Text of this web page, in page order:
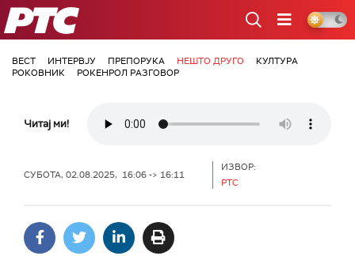
РТС
ВЕСТ ИНТЕРВЈУ ПРЕПОРУКА НЕШТО ДРУГО
КУЛТУРА
РОКОВНИК
РОКЕНРОЛ РАЗГОВОР
Читај ми!
СУБОТА, 02.08.2025, 16:06 -> 16:11
ИЗВОР:
РТС